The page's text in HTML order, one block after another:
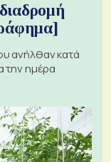
ανήλθαν κατά
την ημέρα